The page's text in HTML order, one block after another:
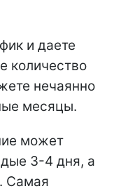
и даете
количество
нечаянно
месяцы.
может
3-4 дня, а
Самая